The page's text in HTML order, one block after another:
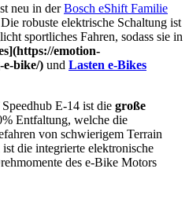
neu in derBosch eShift Familie
robuste elektrische Schaltung ist
sportliches Fahren, sodass sie in
emotion-
e-bike/) und Lasten e-Bikes
E-14 ist die große
Entfaltung, welche die
von schwierigem Terrain
die integrierte elektronische
des e-Bike Motors